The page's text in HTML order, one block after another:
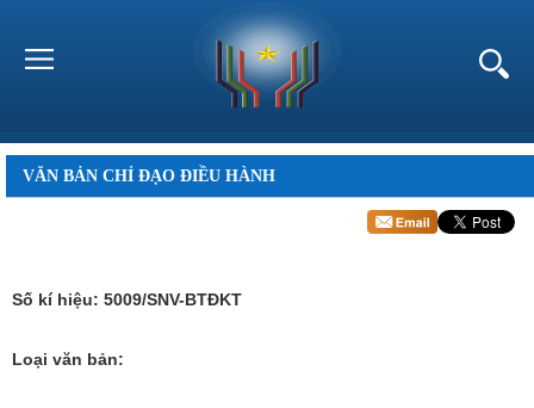
VĂN BẢN CHỈ ĐẠO ĐIỀU HÀNH
Số kí hiệu: 5009/SNV-BTĐKT
Loại văn bản: